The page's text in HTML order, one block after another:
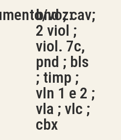
voz:
bnd ; cav;
2 viol ;
viol. 7c,
pnd ; bls
; timp ;
vln 1 e 2 ;
vla ; vlc ;
cbx